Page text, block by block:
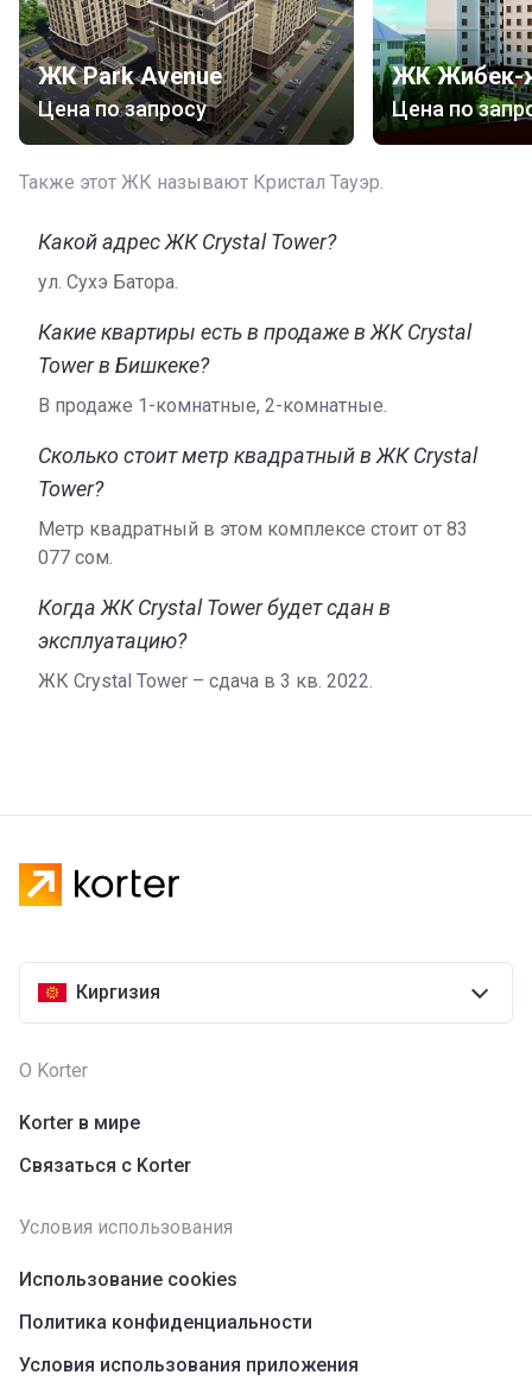
ЖК Park Avenue
Цена по запросу
ЖК Жибек-
Цена по
Также этот ЖК называют Кристал Тауэр.
Какой адрес ЖК Crystal Tower?
ул. Сухэ Батора.
Какие квартиры есть в продаже в ЖК Crystal
Tower в Бишкеке?
В продаже 1-комнатные, 2-комнатные.
Сколько стоит метр квадратный в ЖК Crystal
Tower?
Метр квадратный в этом комплексе стоит от ‍83
077 сом.
Когда ЖК Crystal Tower будет сдан в
эксплуатацию?
ЖК Crystal Tower – сдача в 3 кв. 2022.
Киргизия
О Korter
Korter в мире
Связаться с Korter
Условия использования
Использование cookies
Политика конфиденциальности
Условия использования приложения